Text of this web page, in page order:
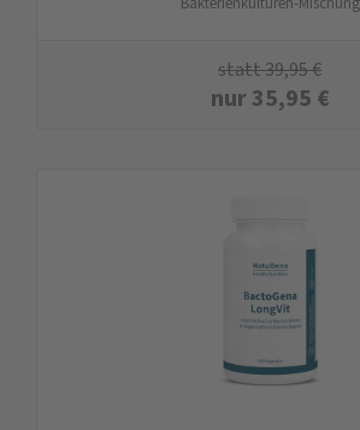
statt39,95€
nur35,95 €